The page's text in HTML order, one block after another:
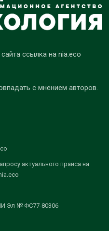
ссылка на nia.eco
с мнением авторов.
актуального прайса на
Эл № ФС77-80306